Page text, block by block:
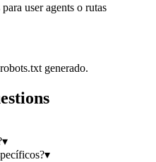
user agents o rutas
generado.
▾
▾